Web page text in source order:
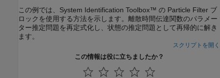
この例では、System Identification Toolbox™ の Particle Filter ブ
ロックを使用する方法を示します。離散時間伝達関数のパラメー
ター推定問題を再定式化し、状態の推定問題として再帰的に解き
ます。
スクリプトを開く
この情報は役に立ちましたか？